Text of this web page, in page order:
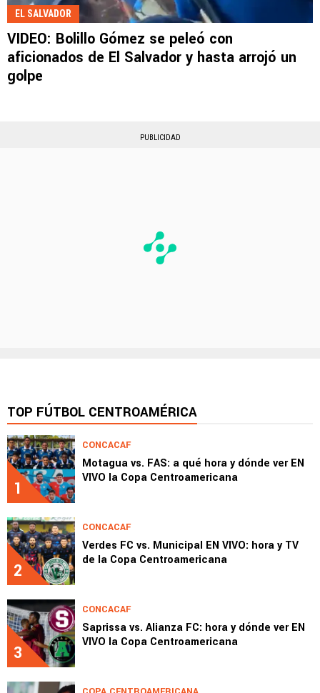
EL SALVADOR
VIDEO: Bolillo Gómez se peleó con
aficionados de El Salvador y hasta arrojó un
golpe
PUBLICIDAD
TOP FÚTBOL CENTROAMÉRICA
1
CONCACAF
Motagua vs. FAS: a qué hora y dónde ver EN
VIVO la Copa Centroamericana
2
CONCACAF
Verdes FC vs. Municipal EN VIVO: hora y TV
de la Copa Centroamericana
3
CONCACAF
Saprissa vs. Alianza FC: hora y dónde ver EN
VIVO la Copa Centroamericana